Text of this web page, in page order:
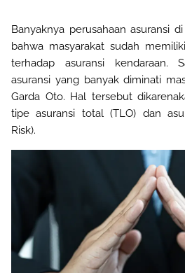
Banyaknya perusahaan asuransi
bahwa masyarakat sudah
terhadap asuransi kendaraan.
asuransi yang banyak diminati
Garda Oto. Hal tersebut
tipe asuransi total (TLO) dan
Risk).